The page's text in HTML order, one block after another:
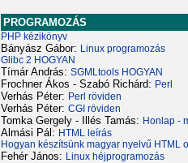
PROGRAMOZÁS
PHP kézikönyv
Bányász Gábor: Linux programozás
Glibc 2 HOGYAN
Tímár András: SGMLtools HOGYAN
Frochner Ákos - Szabó Richárd: Perl
Verhás Péter: Perl röviden
Verhás Péter: CGI röviden
Tomka Gergely - Illés Tamás: Honlap -
Almási Pál: HTML leírás
Hogyan készítsünk magyar nyelvű HTML
Fehér János: Linux héjprogramozás